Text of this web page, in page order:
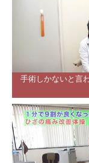
手術しかないと言